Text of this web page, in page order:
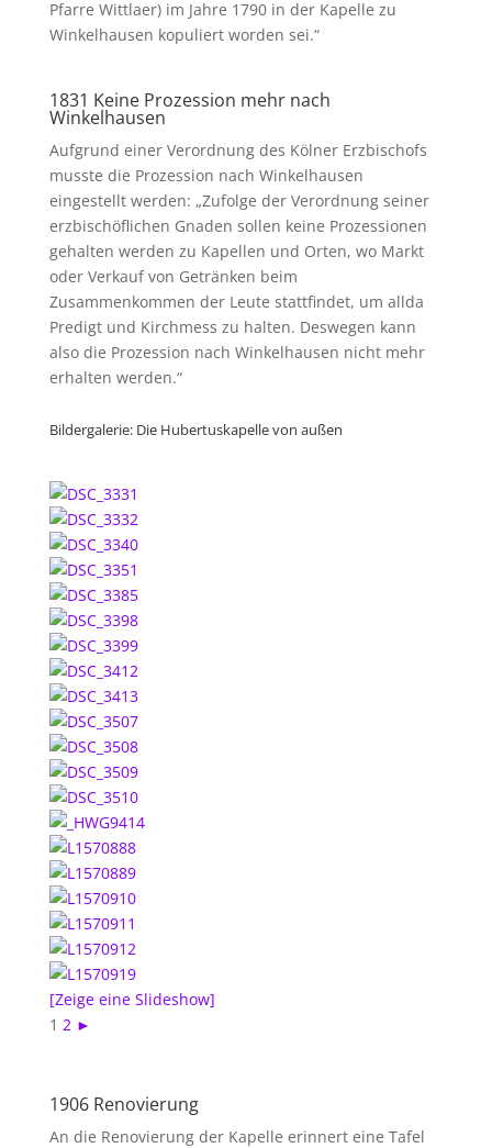
Pfarre Wittlaer) im Jahre 1790 in der Kapelle zu
Winkelhausen kopuliert worden sei.“
1831 Keine Prozession mehr nach
Winkelhausen
Aufgrund einer Verordnung des Kölner Erzbischofs
musste die Prozession nach Winkelhausen
eingestellt werden: „Zufolge der Verordnung seiner
erzbischöflichen Gnaden sollen keine Prozessionen
gehalten werden zu Kapellen und Orten, wo Markt
oder Verkauf von Getränken beim
Zusammenkommen der Leute stattfindet, um allda
Predigt und Kirchmess zu halten. Deswegen kann
also die Prozession nach Winkelhausen nicht mehr
erhalten werden.“
Bildergalerie: Die Hubertuskapelle von außen
[Zeige eine Slideshow]
1 2 ►
1906 Renovierung
An die Renovierung der Kapelle erinnert eine Tafel